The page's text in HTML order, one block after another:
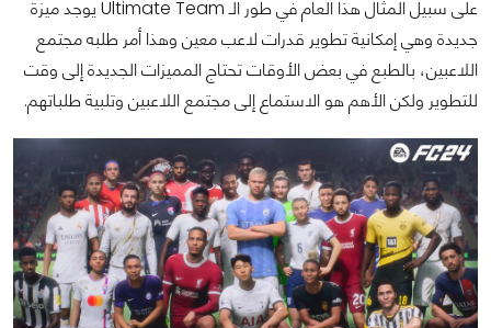
على سبيل المثال هذا العام في طور الـ Ultimate Team يوجد ميزة
جديدة وهي إمكانية تطوير قدرات لاعب معين وهذا أمر طلبه مجتمع
اللاعبين، بالطبع في بعض الأوقات تحتاج المميزات الجديدة إلى وقت
للتطوير ولكن الأهم هو الاستماع إلى مجتمع اللاعبين وتلبية طلباتهم.